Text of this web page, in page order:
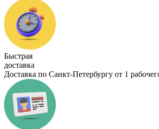
Быстрая
доставка
Доставка по Санкт-Петербургу от 1